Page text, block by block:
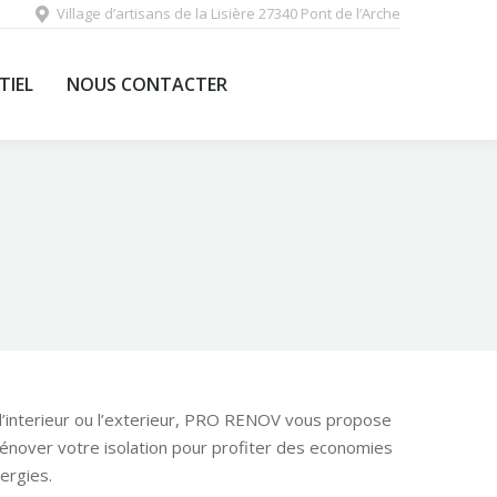
Village d’artisans de la Lisière 27340 Pont de l’Arche
NOUS CONTACTER
ou l’exterieur, PRO RENOV vous propose
votre isolation pour profiter des economies
EVENEMENTIEL NOUS CONTACTER